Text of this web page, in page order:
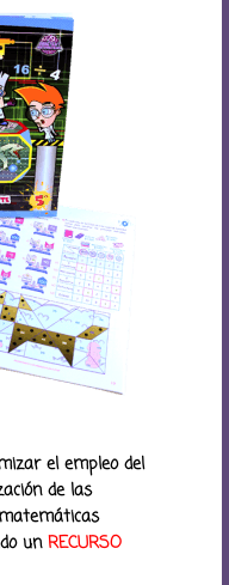
el empleo del
de las
unRECURSO